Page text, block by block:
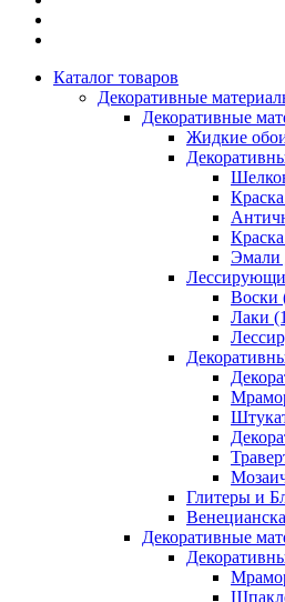
Каталог товаров
Декоративные
Декоративные
Жидкие
Эмали
Воски
Лаки
Глитеры и
Декоративные